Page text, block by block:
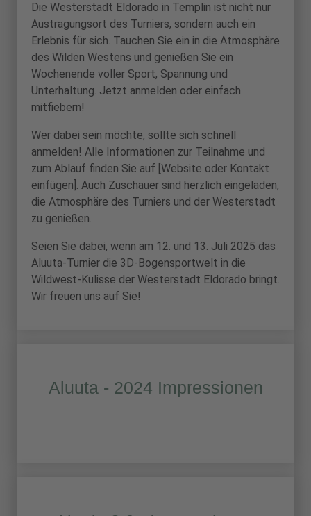
Die Westerstadt Eldorado in Templin ist nicht nur
Austragungsort des Turniers, sondern auch ein
Erlebnis für sich. Tauchen Sie ein in die Atmosphäre
des Wilden Westens und genießen Sie ein
Wochenende voller Sport, Spannung und
Unterhaltung. Jetzt anmelden oder einfach
mitfiebern!
Wer dabei sein möchte, sollte sich schnell
anmelden! Alle Informationen zur Teilnahme und
zum Ablauf finden Sie auf [Website oder Kontakt
einfügen]. Auch Zuschauer sind herzlich eingeladen,
die Atmosphäre des Turniers und der Westerstadt
zu genießen.
Seien Sie dabei, wenn am 12. und 13. Juli 2025 das
Aluuta-Turnier die 3D-Bogensportwelt in die
Wildwest-Kulisse der Westerstadt Eldorado bringt.
Wir freuen uns auf Sie!
Aluuta - 2024 Impressionen